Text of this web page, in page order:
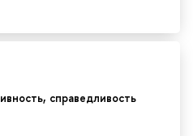
справедливость